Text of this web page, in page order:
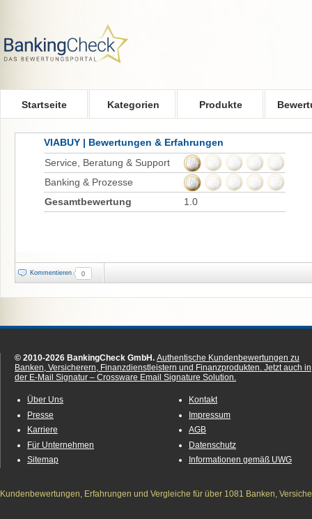
Startseite Kategorien Produkte
VIABUY | Bewertungen & Erfahrungen
Service, Beratung & Support
Banking & Prozesse
Gesamtbewertung
1.0
Kommentieren 0
© 2010-2026 BankingCheck GmbH. Authentische Kundenbewertungen zu
Banken, Versicherern, Finanzdienstleistern und Finanzprodukten. Jetzt auch in
der E-Mail Signatur – Crossware Email Signature Solution.
Über Uns
Presse
Karriere
Für Unternehmen
Sitemap
Kontakt
Impressum
AGB
Datenschutz
Informationen gemäß UWG
Kundenbewertungen, Erfahrungen und Vergleiche für über 1081 Banken,